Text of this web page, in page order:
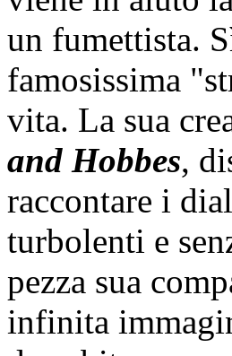
un fumettista.
famosissima
vita. La sua
and Hobbes,
raccontare i
turbolenti e
pezza sua
infinita